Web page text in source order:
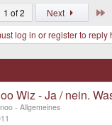
1 of 2 Next
log in or register to reply
Wiz - Ja / nein.
- Allgemeines